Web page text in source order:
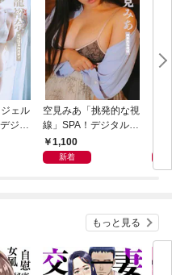
ェル
ジタ
空見みあ「挑発的な視
線」SPA！デジタル写
真集1,100
新着
の
もっと見る